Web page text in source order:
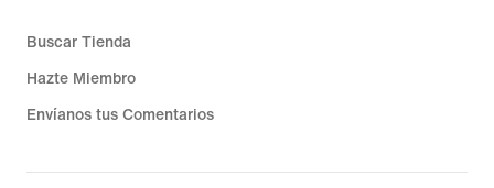
Buscar Tienda
Hazte Miembro
Envíanos tus Comentarios